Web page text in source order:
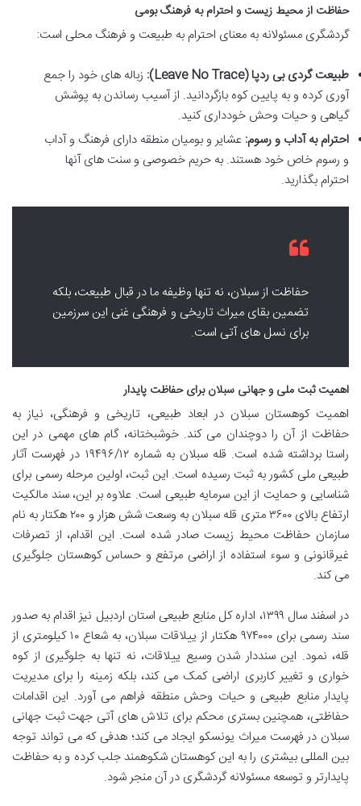
حفاظت از محیط زیست و احترام به فرهنگ بومی
گردشگری مسئولانه به معنای احترام به طبیعت و فرهنگ محلی است:
طبیعت گردی بی ردپا (Leave No Trace):
زباله های خود را جمع
آوری کرده و به پایین کوه بازگردانید. از آسیب رساندن به پوشش
گیاهی و حیات وحش خودداری کنید.
احترام به آداب و رسوم: عشایر و بومیان منطقه دارای فرهنگ و آداب
و رسوم خاص خود هستند. به حریم خصوصی و سنت های آنها
احترام بگذارید.
حفاظت از سبلان، نه تنها وظیفه ما در قبال طبیعت، بلکه
تضمین بقای میراث تاریخی و فرهنگی غنی این سرزمین
برای نسل های آتی است.
اهمیت ثبت ملی و جهانی سبلان برای حفاظت پایدار
اهمیت کوهستان سبلان در ابعاد طبیعی، تاریخی و فرهنگی، نیاز به
حفاظت از آن را دوچندان می کند. خوشبختانه، گام های مهمی در این
راستا برداشته شده است. قله سبلان به شماره ۱۹۴۹۶/۱۲ در فهرست آثار
طبیعی ملی کشور به ثبت رسیده است. این ثبت، اولین مرحله رسمی برای
شناسایی و حمایت از این سرمایه طبیعی است. علاوه بر این، سند مالکیت
ارتفاع بالای ۳۶۰۰ متری قله سبلان به وسعت شش هزار و ۲۰۰ هکتار به نام
سازمان حفاظت محیط زیست صادر شده است. این اقدام، از تصرفات
غیرقانونی و سوء استفاده از اراضی مرتفع و حساس کوهستان جلوگیری
می کند.
در اسفند سال ۱۳۹۹، اداره کل منابع طبیعی استان اردبیل نیز اقدام به صدور
سند رسمی برای ۹۷۴۰۰۰ هکتار از ییلاقات سبلان، به شعاع ۱۰ کیلومتری از
قله، نمود. این سنددار شدن وسیع ییلاقات، نه تنها به جلوگیری از کوه
خواری و تغییر کاربری اراضی کمک می کند، بلکه زمینه را برای مدیریت
پایدار منابع طبیعی و حیات وحش منطقه فراهم می آورد. این اقدامات
حفاظتی، همچنین بستری محکم برای تلاش های آتی جهت ثبت جهانی
سبلان در فهرست میراث یونسکو ایجاد می کند؛ هدفی که می تواند توجه
بین المللی بیشتری را به این کوهستان شکوهمند جلب کرده و به حفاظت
پایدارتر و توسعه مسئولانه گردشگری در آن منجر شود.